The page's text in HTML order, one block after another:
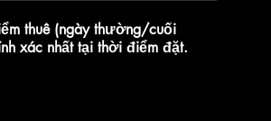
thuê (ngày thường/cuối
xác nhất tại thời điểm đặt.